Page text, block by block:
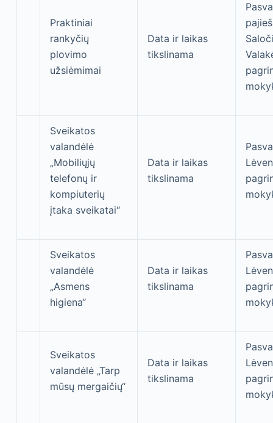
Praktiniai
rankyčių
plovimo
užsiėmimai
Data ir laikas
tikslinama
Sveikatos
valandėlė
„Mobiliųjų
telefonų ir
kompiuterių
įtaka sveikatai“
Data ir laikas
tikslinama
Sveikatos
valandėlė
„Asmens
higiena“
Data ir laikas
tikslinama
Sveikatos
valandėlė „Tarp
mūsų mergaičių“
Data ir laikas
tikslinama